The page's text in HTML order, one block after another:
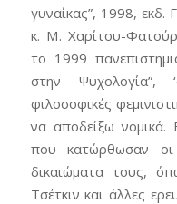
γυναίκας”, 1998,
κ. Μ. Χαρίτου-
το 1999
στην Ψυχολογία”,
φιλοσοφικές
να αποδείξω νομικά.
που κατώρθωσαν οι
δικαιώματα τους,
Τσέτκιν και άλλες